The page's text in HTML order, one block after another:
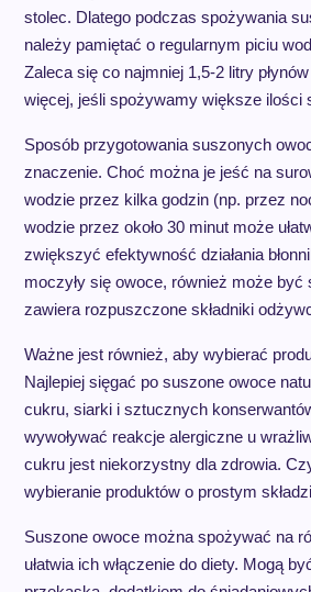
stolec. Dlatego podczas spożywania
należy pamiętać o regularnym piciu
Zaleca się co najmniej 1,5-2 litry
więcej, jeśli spożywamy większe ilości
Sposób przygotowania suszonych
znaczenie. Choć można je jeść na
wodzie przez kilka godzin (np. przez
wodzie przez około 30 minut może
zwiększyć efektywność działania
moczyły się owoce, również może być
zawiera rozpuszczone składniki
Ważne jest również, aby wybierać
Najlepiej sięgać po suszone owoce
cukru, siarki i sztucznych
wywoływać reakcje alergiczne u
cukru jest niekorzystny dla zdrowia.
wybieranie produktów o prostym
Suszone owoce można spożywać na
ułatwia ich włączenie do diety. Mogą